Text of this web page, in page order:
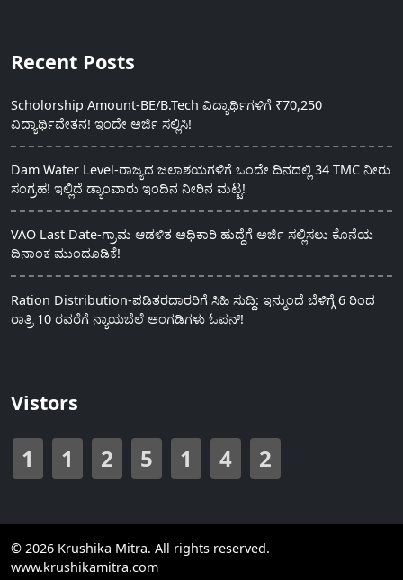
Recent Posts
Scholorship Amount-BE/B.Tech ವಿದ್ಯಾರ್ಥಿಗಳಿಗೆ ₹70,250
ವಿದ್ಯಾರ್ಥಿವೇತನ! ಇಂದೇ ಅರ್ಜಿ ಸಲ್ಲಿಸಿ!
Dam Water Level-ರಾಜ್ಯದ ಜಲಾಶಯಗಳಿಗೆ ಒಂದೇ ದಿನದಲ್ಲಿ 34 TMC ನೀರು
ಸಂಗ್ರಹ! ಇಲ್ಲಿದೆ ಡ್ಯಾಂವಾರು ಇಂದಿನ ನೀರಿನ ಮಟ್ಟ!
VAO Last Date-ಗ್ರಾಮ ಆಡಳಿತ ಅಧಿಕಾರಿ ಹುದ್ದೆಗೆ ಅರ್ಜಿ ಸಲ್ಲಿಸಲು ಕೊನೆಯ
ದಿನಾಂಕ ಮುಂದೂಡಿಕೆ!
Ration Distribution-ಪಡಿತರದಾರರಿಗೆ ಸಿಹಿ ಸುದ್ದಿ: ಇನ್ಮುಂದೆ ಬೆಳಿಗ್ಗೆ 6 ರಿಂದ
ರಾತ್ರಿ 10 ರವರೆಗೆ ನ್ಯಾಯಬೆಲೆ ಅಂಗಡಿಗಳು ಓಪನ್!
Vistors
1 1 2 5 1 4 2
© 2026 Krushika Mitra. All rights reserved.
www.krushikamitra.com